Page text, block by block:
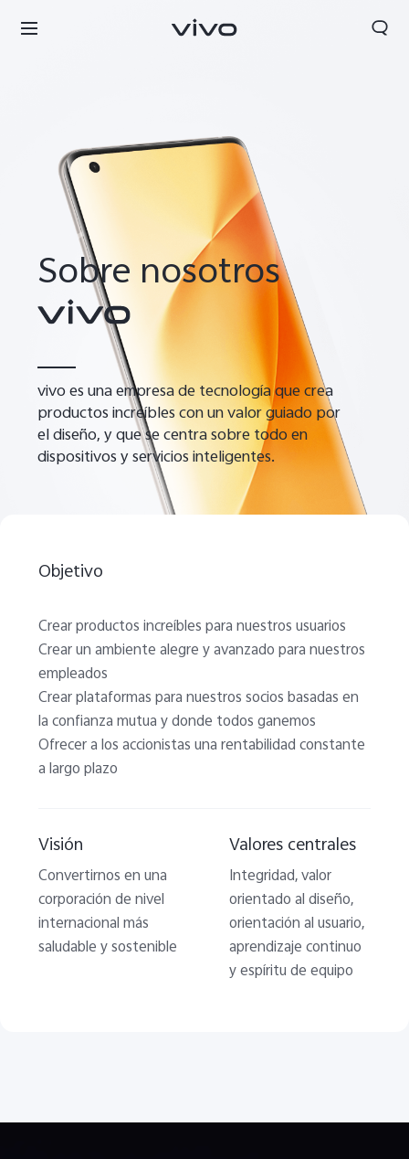
Panama | Seleccione país/región
Sobre nosotros
vivo es una empresa de tecnología que crea
productos increíbles con un valor guiado por
el diseño, y que se centra sobre todo en
dispositivos y servicios inteligentes.
Objetivo
Crear productos increíbles para nuestros usuarios
Crear un ambiente alegre y avanzado para nuestros
empleados
Crear plataformas para nuestros socios basadas en
la confianza mutua y donde todos ganemos
Ofrecer a los accionistas una rentabilidad constante
a largo plazo
Visión
Convertirnos en una
corporación de nivel
internacional más
saludable y sostenible
Valores centrales
Integridad, valor
orientado al diseño,
orientación al usuario,
aprendizaje continuo
y espíritu de equipo